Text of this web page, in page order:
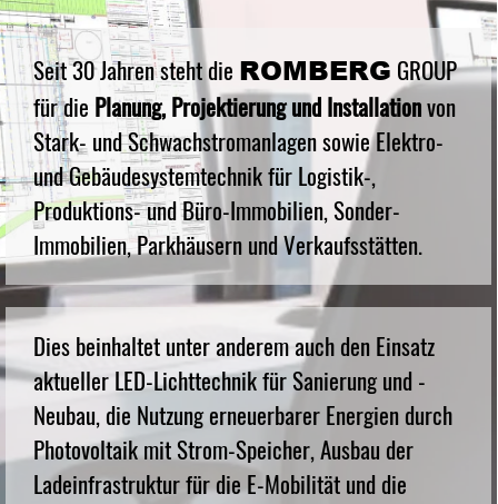
Seit 30 Jahren steht die ROMBERG GROUP
für die Planung, Projektierungund Installationvon
Stark- und Schwachstromanlagen sowie Elektro-
und Gebäudesystemtechnik für Logistik-,
Produktions- und Büro-Immobilien, Sonder-
Immobilien, Parkhäusern und Verkaufsstätten.
Dies beinhaltet unter anderem auch den Einsatz
aktueller LED-Lichttechnik für Sanierung und -
Neubau, die Nutzung erneuerbarer Energien durch
Photovoltaik mit Strom-Speicher, Ausbau der
Ladeinfrastruktur für die E-Mobilität und die